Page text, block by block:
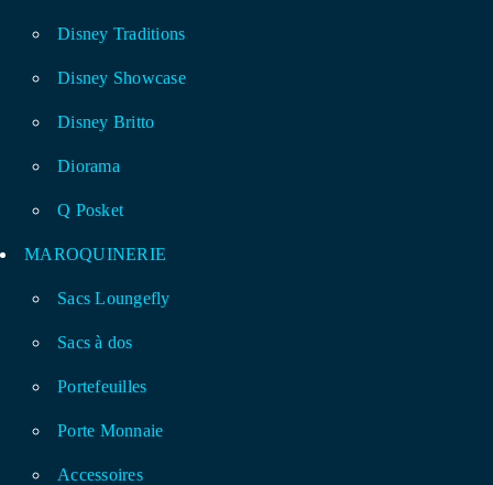
Disney Traditions
Disney Showcase
Disney Britto
Diorama
Q Posket
MAROQUINERIE
Sacs Loungefly
Sacs à dos
Portefeuilles
Porte Monnaie
Accessoires